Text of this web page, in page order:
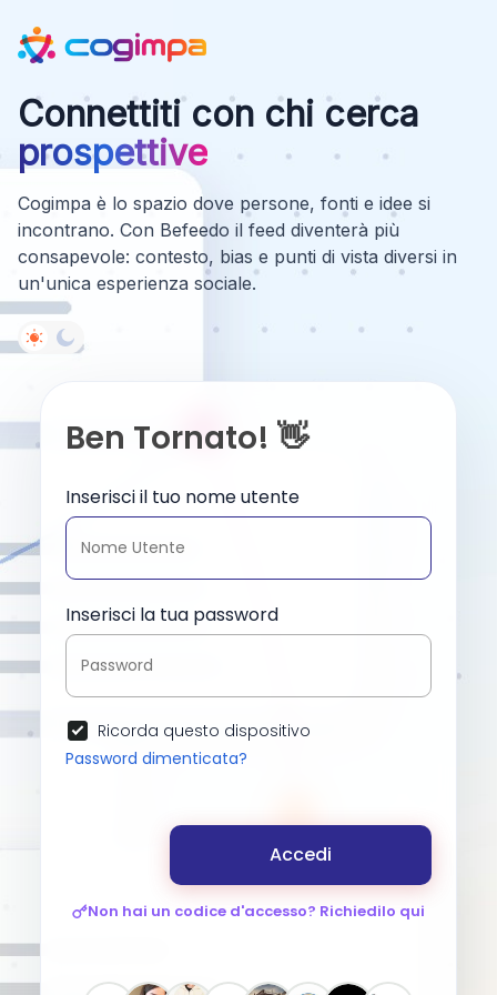
Connettiti con chi cerca
prospettive
Cogimpa è lo spazio dove persone, fonti e idee si
incontrano. Con Befeedo il feed diventerà più
consapevole: contesto, bias e punti di vista diversi in
un'unica esperienza sociale.
Ben Tornato! 👋
Inserisci il tuo nome utente
Inserisci la tua password
Ricorda questo dispositivo
Password dimenticata?
Accedi
Non hai un codice d'accesso? Richiedilo qui